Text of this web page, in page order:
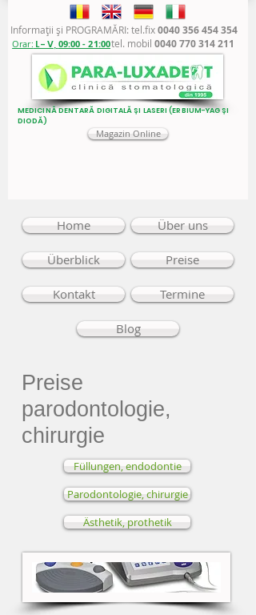
Informaţii şi PROGRAMĂRI: tel.fix0040 356 454 354
tel. mobil 0040 770 314 211
Orar: L - V, 09:00 - 21:00
MEDICINĂ DENTARĂ DIGITALĂ ȘI LASERI (ERBIUM-YAG ȘI
DIODĂ)
Magazin Online
Home Über uns
Überblick Preise
Kontakt Termine
Blog
Preise
parodontologie,
chirurgie
Füllungen, endodontie
Parodontologie, chirurgie
Ästhetik, prothetik